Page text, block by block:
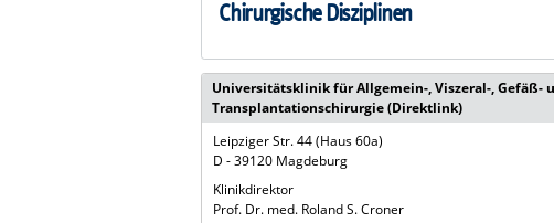
Chirurgische Disziplinen
Universitätsklinik für Allgemein-, Viszeral-, Gefäß-
Transplantationschirurgie (Direktlink)
Leipziger Str. 44 (Haus 60a)
D - 39120 Magdeburg
Klinikdirektor
Prof. Dr. med. Roland S. Croner